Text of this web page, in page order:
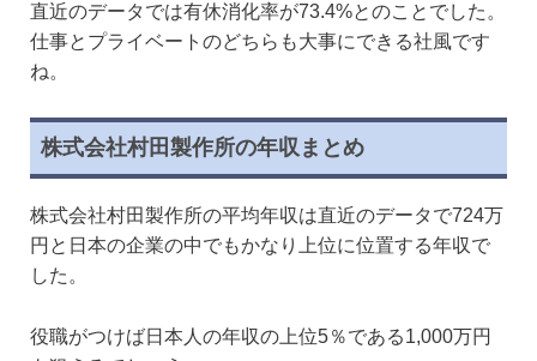
直近のデータでは有休消化率が73.4%とのことでした。
仕事とプライベートのどちらも大事にできる社風です
ね。
株式会社村田製作所の年収まとめ
株式会社村田製作所の平均年収は直近のデータで724万
円と日本の企業の中でもかなり上位に位置する年収で
した。
役職がつけば日本人の年収の上位5％である1,000万円